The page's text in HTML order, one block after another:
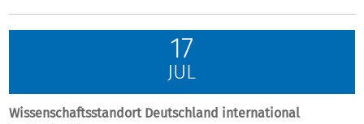
17
JUL
Wissenschaftsstandort Deutschland international